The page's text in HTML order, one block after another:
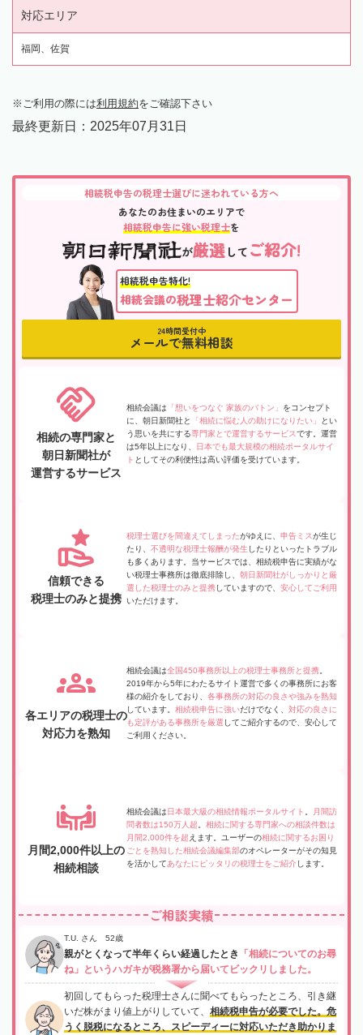
対応エリア
福岡、佐賀
ご利用の際には利用規約をご確認下さい
最終更新日： 2025年07月31日
相続税申告の税理士選びに迷われている方へ
あなたのお住まいのエリアで
相続税申告に強い税理士を
が厳選して ご紹介!
相続税申告特化!
相続会議の税理士紹介センター
24時間受付中
メールで無料相談
相続の専門家と
朝日新聞社が
運営するサービス
相続会議は 「想いをつなぐ 家族のバトン」 をコンセプト
に、朝日新聞社と
「相続に悩む人の助けになりたい」
とい
う思いを共にする専門家とで運営するサービスです。運営
は5年以上になり、
日本でも最大規模の相続ポータルサイ
ト としてその利便性は高い評価を受けています。
信頼できる
税理士のみと提携
税理士選びを間違えてしまったがゆえに、 申告ミスが生じ
たり、 不透明な税理士報酬が発生 したりといったトラブル
も多くあります。当サービスでは、相続税申告に実績がな
い税理士事務所は徹底排除し、 朝日新聞社がしっかりと厳
選した税理士のみと提携していますので、 安心してご利用
いただけます。
各エリアの税理士の
対応力を熟知
相続会議は全国450事務所以上の税理士事務所と提携
2019年から5年にわたるサイト運営で多くの事務所にお客
様の紹介をしており、 各事務所の対応の良さや強みを熟知
しています。 相続税申告に強いだけでなく、 対応の良さに
も定評がある事務所を厳選 してご紹介するので、安心して
ご利用ください。
月間2,000件以上の
相続相談
相続会議は 日本最大級の相続情報ポータルサイト
月間訪
問者数は150万人超
相続に関する専門家への相談件数は
月間2,000件を超 えます。ユーザーの相続に関するお困り
ごとを熟知した相続会議編集部のオペレーターがその知見
を活かしてあなたにピッタリの税理士をご紹介 します。
ご相談実績
T.U. さん 52歳
親がとくなって半年くらい経過したとき
「相続についてのお尋
ね」というハガキが税務署から届いてビックリしました。
初回してもらった税理士さんに聞べてもらったところ、引き継
いだ株がまり値上がりしていて、 相続税申告が必要でした。危
うく脱税になるところ、スピーディーに対応いただき助かりま